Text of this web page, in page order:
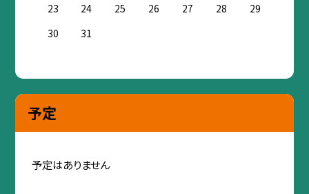
23
24 25 26 27 28
29
30
31
予定
予定はありません